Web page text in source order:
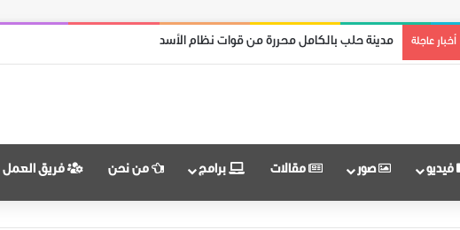
أخبار عاجلة مدينة حلب بالكامل محررة من قوات نظام الأسد
فيديو صور مقالات برامج من نحن فريق العمل